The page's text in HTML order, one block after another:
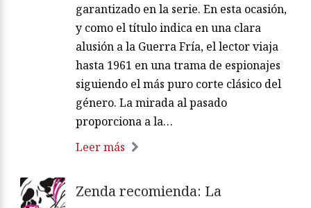
garantizado en la serie. En esta ocasión,
y como el título indica en una clara
alusión a la Guerra Fría, el lector viaja
hasta 1961 en una trama de espionajes
siguiendo el más puro corte clásico del
género. La mirada al pasado
proporciona a la…
Leer más
Zenda recomienda: La